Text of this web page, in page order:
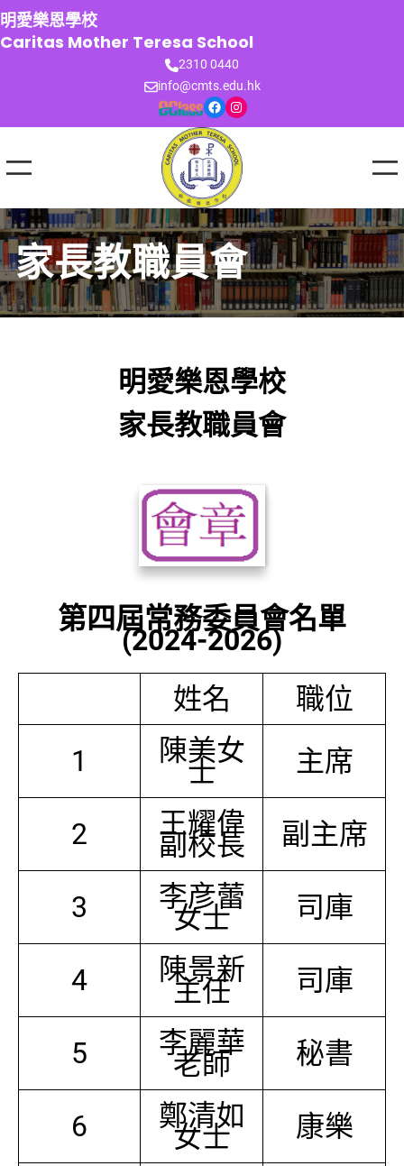
跳
至
主
明愛樂恩學校
Caritas Mother Teresa School
2310 0440
info@cmts.edu.hk
Facebook Instagram
家長教職員會
明愛樂恩學校
家長教職員會
第四屆常務委員會名單
(2024-2026)
姓名
職位
1
陳美女
士 主席
2 王耀偉
副校長 副主席
3 李彦蕾
女士 司庫
4 陳景新
主任 司庫
5 李麗華
老師 秘書
6 鄭清如
女士 康樂